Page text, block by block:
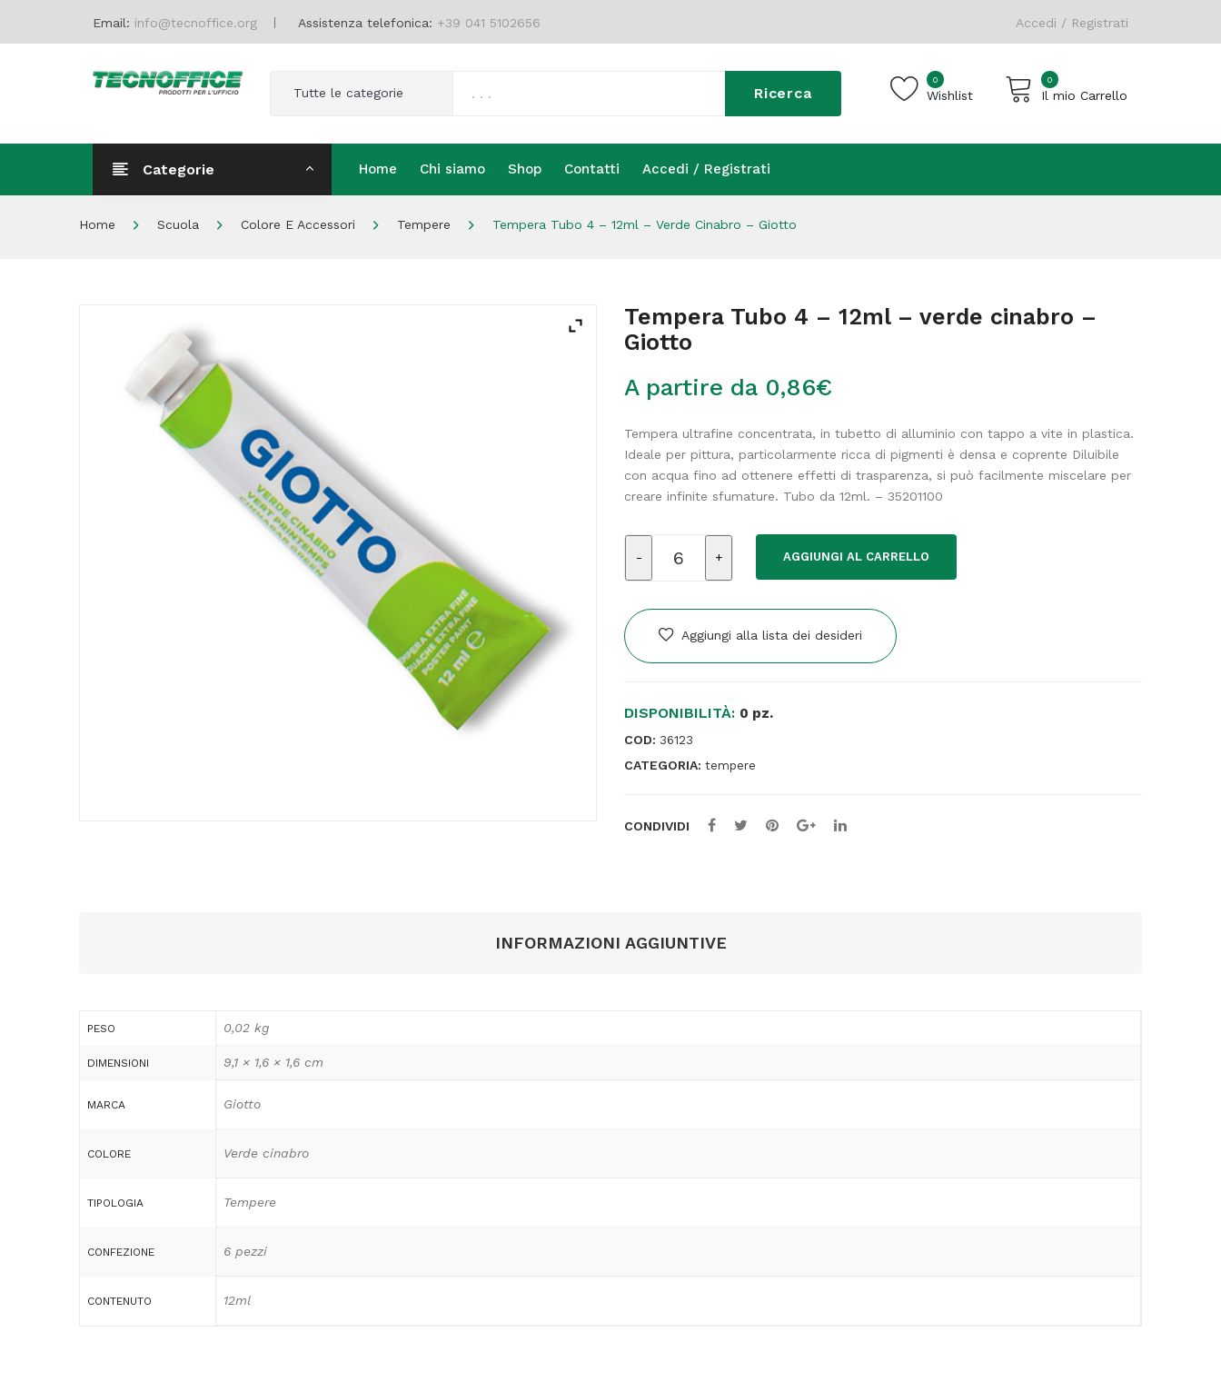
Email: info@tecnoffice.org Assistenza telefonica: +39 041 5102656 Accedi / Registrati
Tutte le categorie Ricerca
0
Wishlist
0
Il mio Carrello
Categorie Home Chi siamo Shop Contatti Accedi / Registrati
Home Chi siamo Shop Contatti Accedi / Registrati
Home Scuola Colore E Accessori Tempere Tempera Tubo 4 – 12ml – Verde Cinabro – Giotto
Tempera Tubo 4 – 12ml – verde cinabro –
Giotto
A partire da 0,86€
Tempera ultrafine concentrata, in tubetto di alluminio con tappo a vite in plastica.
Ideale per pittura, particolarmente ricca di pigmenti è densa e coprente Diluibile
con acqua fino ad ottenere effetti di trasparenza, si può facilmente miscelare per
creare infinite sfumature. Tubo da 12ml. – 35201100
Tubo
-
12ml
-
Giotto
AGGIUNGI AL CARRELLO
Aggiungi alla lista dei desideri
DISPONIBILITÀ: 0 pz.
COD: 36123
CATEGORIA: tempere
CONDIVIDI
INFORMAZIONI AGGIUNTIVE
PESO 0,02 kg
DIMENSIONI 9,1 × 1,6 × 1,6 cm
MARCA Giotto
COLORE Verde cinabro
TIPOLOGIA Tempere
CONFEZIONE 6 pezzi
CONTENUTO 12ml